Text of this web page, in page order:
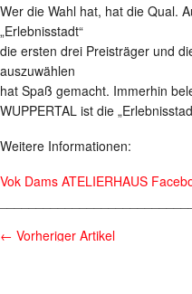
Wer die Wahl hat, hat die Qual.
„Erlebnisstadt“
die ersten drei Preisträger und
auszuwählen
hat Spaß gemacht. Immerhin
WUPPERTAL ist die
Weitere Informationen:
Vok Dams ATELIERHAUS
← Vorheriger Artikel